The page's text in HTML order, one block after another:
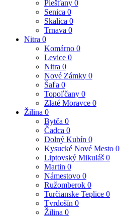
Piešťany 0
Senica 0
Skalica 0
Trnava 0
Nitra 0
Komárno 0
Levice 0
Nitra 0
Nové Zámky 0
Šaľa 0
Topoľčany 0
Zlaté Moravce 0
Žilina 0
Bytča 0
Čadca 0
Dolný Kubín 0
Kysucké Nové Mesto 0
Liptovský Mikuláš 0
Martin 0
Námestovo 0
Ružomberok 0
Turčianske Teplice 0
Tvrdošín 0
Žilina 0